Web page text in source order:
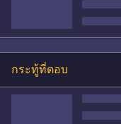
กระทู้ที่ตอบ